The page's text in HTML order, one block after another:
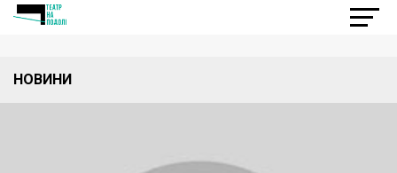
НОВИНИ